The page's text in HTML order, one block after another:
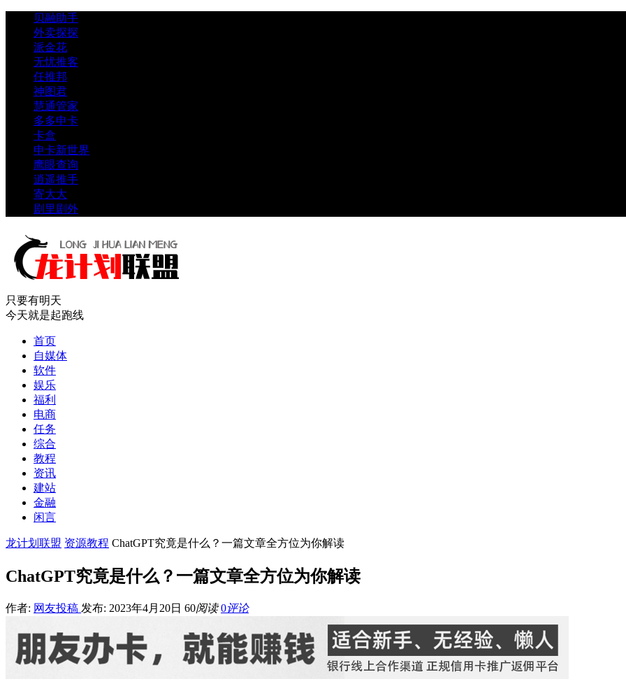
贝融助手
外卖探探
派金花
无忧推客
任推邦
神图君
慧通管家
多多申卡
卡盒
申卡新世界
鹰眼查询
逍遥推手
寄大大
剧里剧外
只要有明天
今天就是起跑线
首页
自媒体
软件
娱乐
福利
电商
任务
综合
教程
资讯
建站
金融
闲言
龙计划联盟 资源教程 ChatGPT究竟是什么？一篇文章全方位为你解读
ChatGPT究竟是什么？一篇文章全方位为你解读
作者: 网友投稿 发布: 2023年4月20日 60阅读 0评论